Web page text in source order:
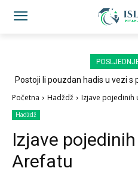
Postoji li pouzdan hadis u vezi
Početna Hadždž Izjave pojedinih
Hadždž
Izjave
Arefatu